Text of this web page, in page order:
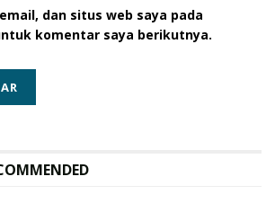
dan situs web saya pada
komentar saya berikutnya.